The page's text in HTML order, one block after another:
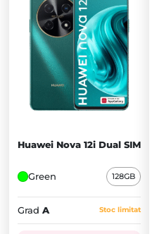
Huawei Nova 12i Dual SIM
Green 128GB
Grad A Stoc limitat
Prețul